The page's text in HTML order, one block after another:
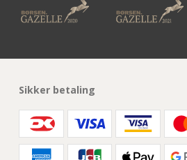
Sikker betaling